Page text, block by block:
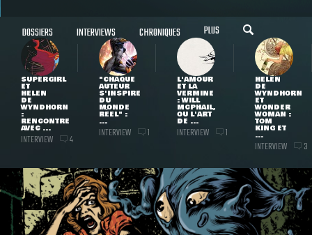
DOSSIERS INTERVIEWS CHRONIQUES PLUS
SUPERGIRL
ET
HELEN
DE
WYNDHORN
:
RENCONTRE
AVEC ...
INTERVIEW 4
"CHAQUE
AUTEUR
S'INSPIRE
DU
MONDE
RÉEL" :
...
INTERVIEW 1
L'AMOUR
ET LA
VERMINE
: WILL
MCPHAIL,
OU L'ART
DE ...
INTERVIEW 1
HELEN
DE
WYNDHORN
ET
WONDER
WOMAN :
TOM
KING ET
...
INTERVIEW 3